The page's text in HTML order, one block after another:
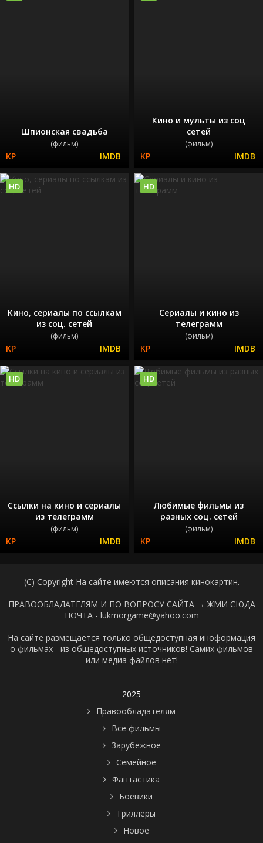
Шпионская свадьба
(фильм)
Кино и мульты из соц
сетей
(фильм)
Кино, сериалы по ссылкам
из соц. сетей
(фильм)
HD
Сериалы и кино из
телеграмм
(фильм)
HD
Ссылки на кино и сериалы
из телеграмм
(фильм)
HD
Любимые фильмы из
разных соц. сетей
(фильм)
HD
(C) Copyright На сайте имеются описания кинокартин.
ПРАВООБЛАДАТЕЛЯМ И ПО ВОПРОСУ САЙТА → ЖМИ СЮДА
ПОЧТА - lukmorgame@yahoo.com
На сайте размещается только общедоступная иноформация
о фильмах - из общедоступных источников! Самих фильмов
или медиа файлов нет!
2025
Правообладателям
Все фильмы
Зарубежное
Семейное
Фантастика
Боевики
Триллеры
Новое